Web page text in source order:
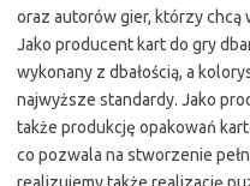
oraz autorów gier, którzy chcą
Jako producent kart do gry
wykonany z dbałością, a
najwyższe standardy. Jako
także produkcję opakowań
co pozwala na stworzenie